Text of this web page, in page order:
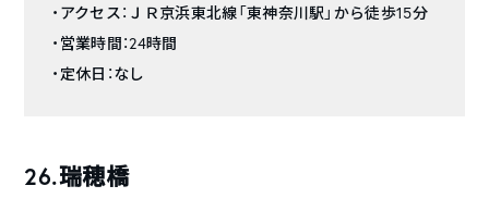
・アクセス：ＪＲ京浜東北線「東神奈川駅」から徒歩15分
・営業時間：24時間
・定休日：なし
26.瑞穂橋